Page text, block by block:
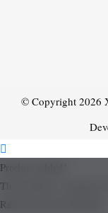
© Copyright 2026
Product added!
The product is already
Removed from Wishlist